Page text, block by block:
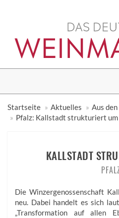
Startseite
Aktuelles
Aus
Pfalz: Kallstadt strukturiert um
KALLSTADT
Die Winzergenossenschaft
neu. Dabei handelt es sich
„Transformation auf allen